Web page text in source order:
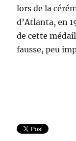
lors de la
d’Atlanta, en
de cette
fausse, peu